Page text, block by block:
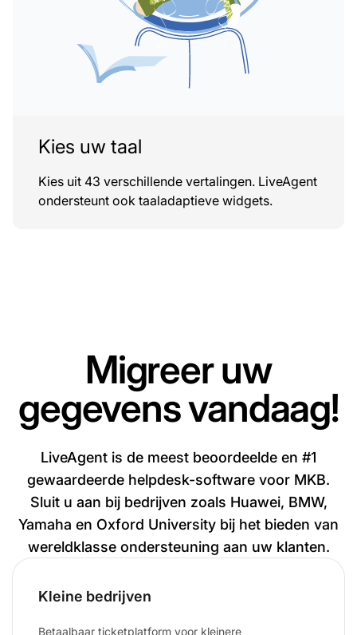
Kies uw taal
Kies uit 43 verschillende vertalingen. LiveAgent
ondersteunt ook taaladaptieve widgets.
Migreer uw
gegevens vandaag!
LiveAgent is de meest beoordeelde en #1
gewaardeerde helpdesk-software voor MKB.
Sluit u aan bij bedrijven zoals Huawei, BMW,
Yamaha en Oxford University bij het bieden van
wereldklasse ondersteuning aan uw klanten.
Kleine bedrijven
Betaalbaar ticketplatform voor kleinere